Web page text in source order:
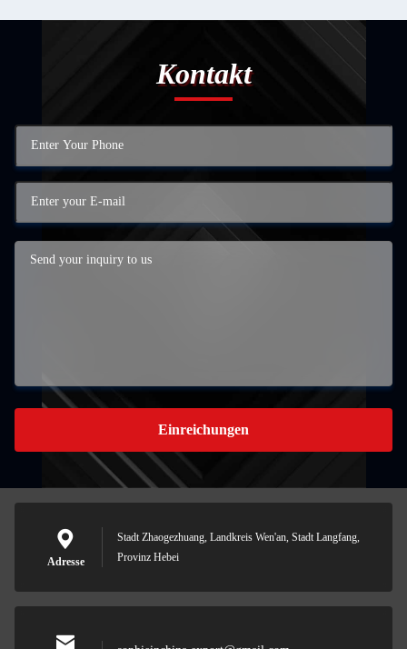
Kontakt
Einreichungen
Adresse
Stadt Zhaogezhuang, Landkreis Wen'an, Stadt Langfang,
Provinz Hebei